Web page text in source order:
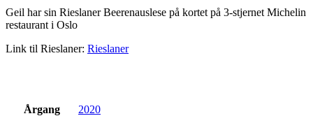
Geil har sin Rieslaner Beerenauslese på kortet på 3-stjernet Michelin
restaurant i Oslo
Link til Rieslaner: Rieslaner
Årgang 2020